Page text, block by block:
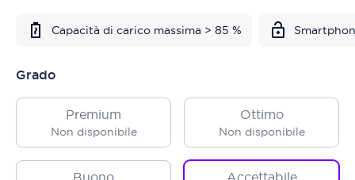
Capacità di carico massima > 85 %
Grado
Premium
Non disponibile
Ottimo
Non disponibile
Buono Accettabile